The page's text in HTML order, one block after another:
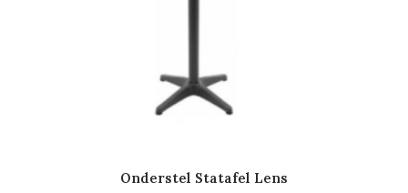
Onderstel Statafel Lens